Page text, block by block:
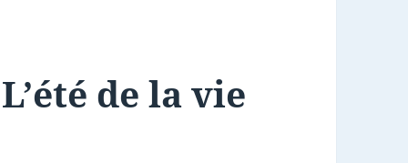
de la vie